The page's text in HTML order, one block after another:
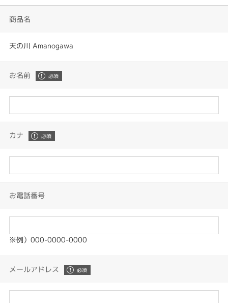
商品名
天の川 Amanogawa
お名前
カナ
お電話番号
※例）000-0000-0000
メールアドレス